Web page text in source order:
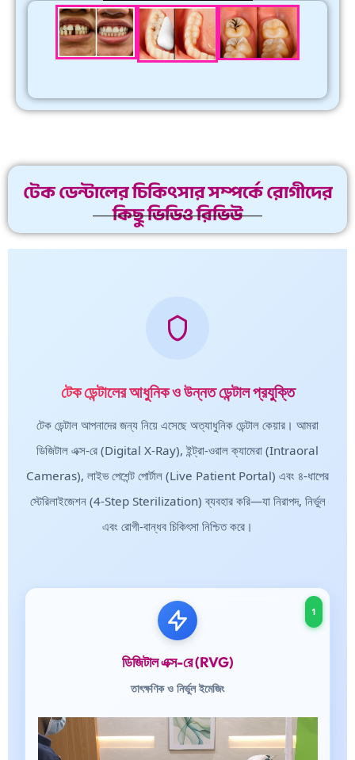
টেক ডেন্টালের চিকিৎসার সম্পর্কে রোগীদের
কিছু ভিডিও রিভিউ
টেক ডেন্টালের আধুনিক ও উন্নত ডেন্টাল প্রযুক্তি
টেক ডেন্টাল আপনাদের জন্য নিয়ে এসেছে অত্যাধুনিক ডেন্টাল কেয়ার। আমরা
ডিজিটাল এক্স-রে (Digital X-Ray), ইন্ট্রা-ওরাল ক্যামেরা (Intraoral
Cameras), লাইভ পেশেন্ট পোর্টাল (Live Patient Portal) এবং ৪-ধাপের
স্টেরিলাইজেশন (4-Step Sterilization) ব্যবহার করি—যা নিরাপদ, নির্ভুল
এবং রোগী-বান্ধব চিকিৎসা নিশ্চিত করে।
1
ডিজিটাল এক্স-রে (RVG)
তাৎক্ষণিক ও নির্ভুল ইমেজিং